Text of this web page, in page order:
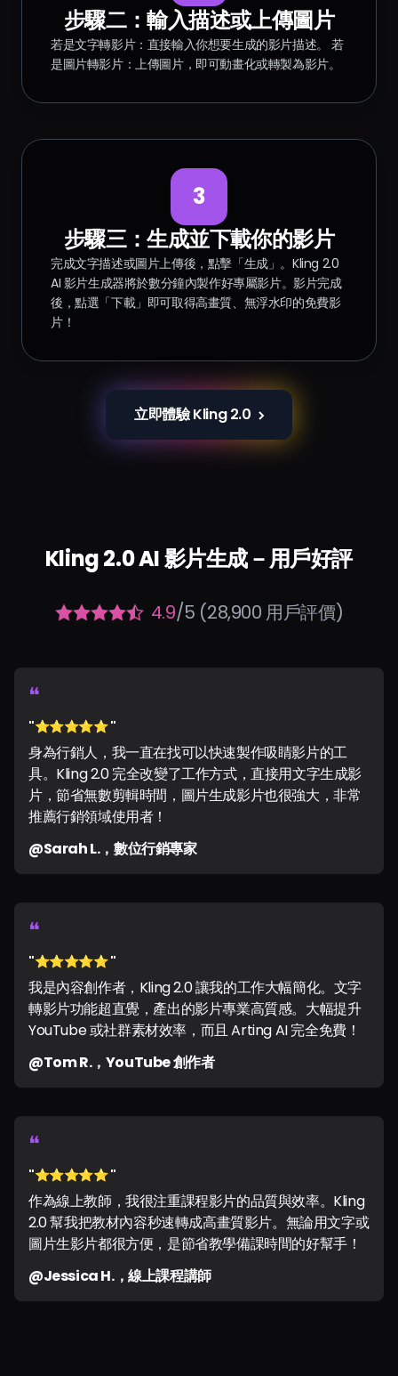
步驟二：輸入描述或上傳圖片
若是文字轉影片：直接輸入你想要生成的影片描述。 若
是圖片轉影片：上傳圖片，即可動畫化或轉製為影片。
3
步驟三：生成並下載你的影片
完成文字描述或圖片上傳後，點擊「生成」。Kling 2.0
AI 影片生成器將於數分鐘內製作好專屬影片。影片完成
後，點選「下載」即可取得高畫質、無浮水印的免費影
片！
立即體驗 Kling 2.0
Kling 2.0 AI 影片生成－用戶好評
4.9/5 (28,900 用戶評價)
❝
"⭐️⭐️⭐️⭐️⭐️ "
身為行銷人，我一直在找可以快速製作吸睛影片的工
具。Kling 2.0 完全改變了工作方式，直接用文字生成影
片，節省無數剪輯時間，圖片生成影片也很強大，非常
推薦行銷領域使用者！
@Sarah L.，數位行銷專家
❝
"⭐️⭐️⭐️⭐️⭐️ "
我是內容創作者，Kling 2.0 讓我的工作大幅簡化。文字
轉影片功能超直覺，產出的影片專業高質感。大幅提升
YouTube 或社群素材效率，而且 Arting AI 完全免費！
@Tom R.，YouTube 創作者
❝
"⭐️⭐️⭐️⭐️⭐️ "
作為線上教師，我很注重課程影片的品質與效率。Kling
2.0 幫我把教材內容秒速轉成高畫質影片。無論用文字或
圖片生影片都很方便，是節省教學備課時間的好幫手！
@Jessica H.，線上課程講師